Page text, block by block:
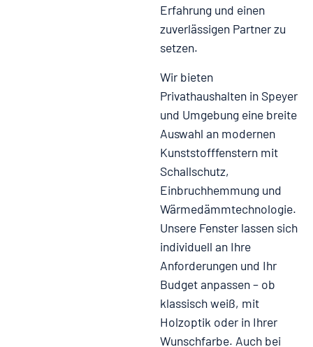
Erfahrung und einen
zuverlässigen Partner zu
setzen.
Wir bieten
Privathaushalten in Speyer
und Umgebung eine breite
Auswahl an modernen
Kunststofffenstern mit
Schallschutz,
Einbruchhemmung und
Wärmedämmtechnologie.
Unsere Fenster lassen sich
individuell an Ihre
Anforderungen und Ihr
Budget anpassen – ob
klassisch weiß, mit
Holzoptik oder in Ihrer
Wunschfarbe. Auch bei